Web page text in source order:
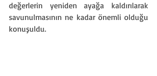
değerlerin yeniden ayağa kaldırılarak
savunulmasının ne kadar önemli olduğu
konuşuldu.